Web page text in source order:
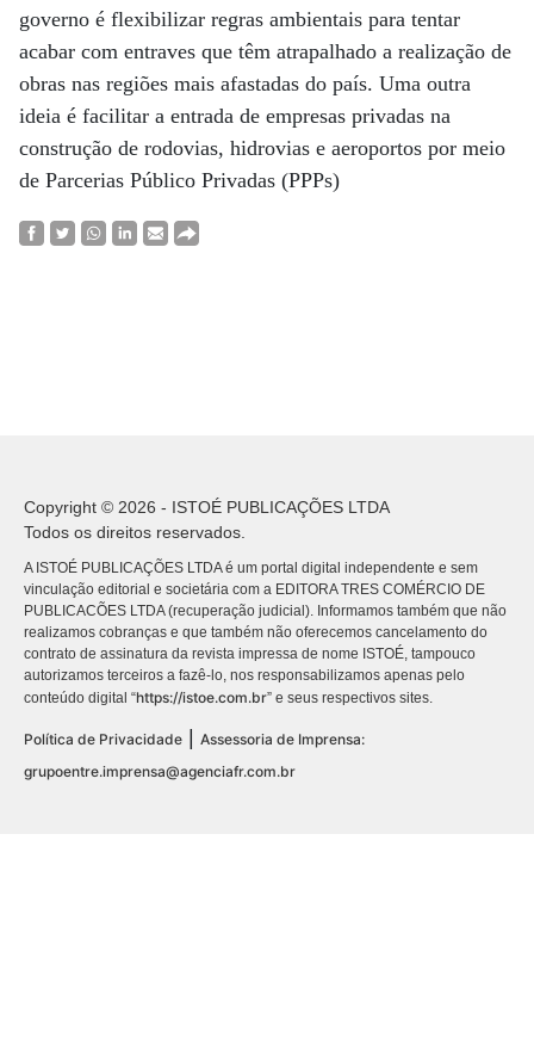
governo é flexibilizar regras ambientais para tentar
acabar com entraves que têm atrapalhado a realização de
obras nas regiões mais afastadas do país. Uma outra
ideia é facilitar a entrada de empresas privadas na
construção de rodovias, hidrovias e aeroportos por meio
de Parcerias Público Privadas (PPPs)
Copyright © 2026 - ISTOÉ PUBLICAÇÕES LTDA
Todos os direitos reservados.
A ISTOÉ PUBLICAÇÕES LTDA é um portal digital independente e sem
vinculação editorial e societária com a EDITORA TRES COMÉRCIO DE
PUBLICACÕES LTDA (recuperação judicial). Informamos também que não
realizamos cobranças e que também não oferecemos cancelamento do
contrato de assinatura da revista impressa de nome ISTOÉ, tampouco
autorizamos terceiros a fazê-lo, nos responsabilizamos apenas pelo
conteúdo digital “https://istoe.com.br” e seus respectivos sites.
Política de Privacidade
Assessoria de Imprensa:
grupoentre.imprensa@agenciafr.com.br